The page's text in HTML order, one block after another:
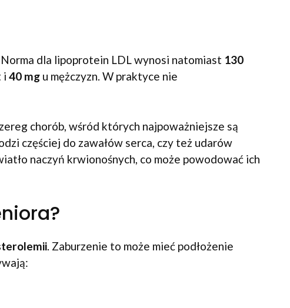
Norma dla lipoprotein LDL wynosi natomiast 130
i 40 mg u mężczyzn. W praktyce nie
chorób, wśród których najpoważniejsze są
częściej do zawałów serca, czy też udarów
naczyń krwionośnych, co może powodować ich
. Zaburzenie to może mieć podłożenie